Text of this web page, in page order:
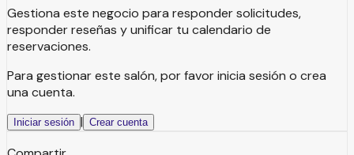
Gestiona este negocio para responder solicitudes,
responder reseñas y unificar tu calendario de
reservaciones.
Para gestionar este salón, por favor inicia sesión o crea
una cuenta.
Iniciar sesión | Crear cuenta